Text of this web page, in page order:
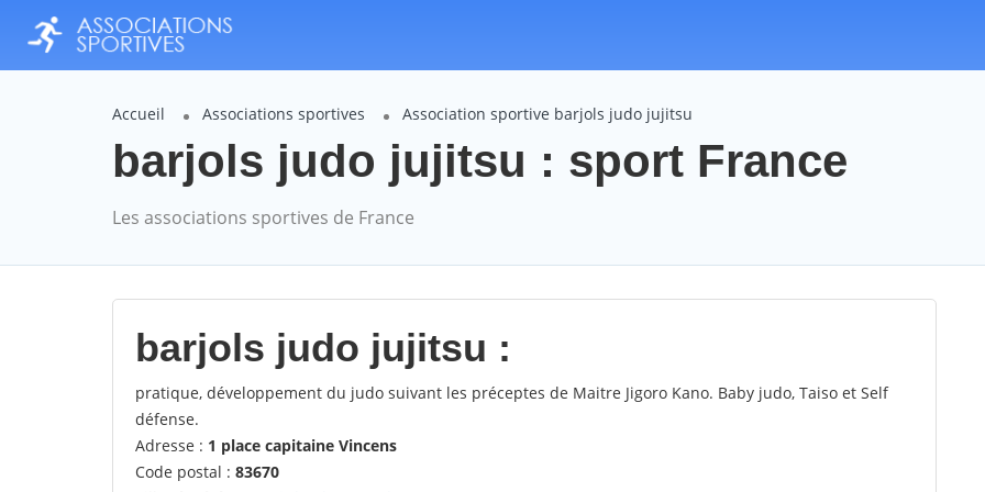
Accueil Associations sportives Association sportive barjols judo jujitsu
barjols judo jujitsu : sport France
Les associations sportives de France
barjols judo jujitsu :
pratique, développement du judo suivant les préceptes de Maitre Jigoro Kano. Baby judo, Taiso et Self
défense.
Adresse : 1 place capitaine Vincens
Code postal : 83670